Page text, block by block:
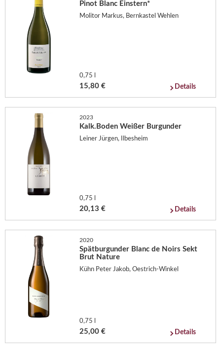
Pinot Blanc Einstern*
Molitor Markus, Bernkastel Wehlen
0,75 l
15,80 € Details
2023
Kalk.Boden Weißer Burgunder
Leiner Jürgen, Ilbesheim
0,75 l
20,13 € Details
2020
Spätburgunder Blanc de Noirs Sekt
Brut Nature
Kühn Peter Jakob, Oestrich-Winkel
0,75 l
25,00 € Details